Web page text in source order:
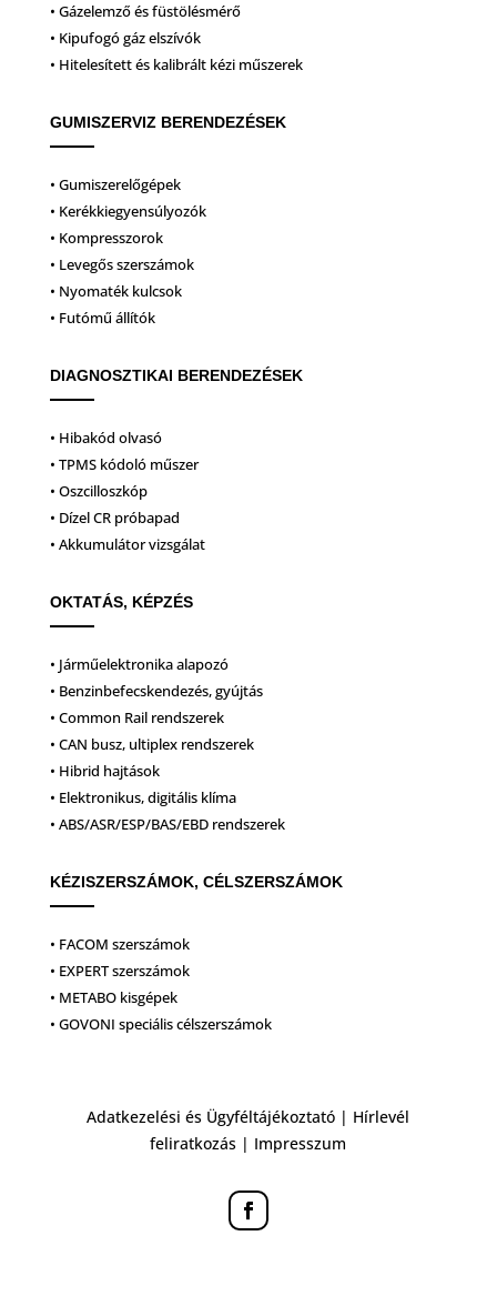
• Gázelemző és füstölésmérő
• Kipufogó gáz elszívók
• Hitelesített és kalibrált kézi műszerek
GUMISZERVIZ BERENDEZÉSEK
• Gumiszerelőgépek
• Kerékkiegyensúlyozók
• Kompresszorok
• Levegős szerszámok
• Nyomaték kulcsok
• Futómű állítók
DIAGNOSZTIKAI BERENDEZÉSEK
• Hibakód olvasó
• TPMS kódoló műszer
• Oszcilloszkóp
• Dízel CR próbapad
• Akkumulátor vizsgálat
OKTATÁS, KÉPZÉS
• Járműelektronika alapozó
• Benzinbefecskendezés, gyújtás
• Common Rail rendszerek
• CAN busz, ultiplex rendszerek
• Hibrid hajtások
• Elektronikus, digitális klíma
• ABS/ASR/ESP/BAS/EBD rendszerek
KÉZISZERSZÁMOK, CÉLSZERSZÁMOK
• FACOM szerszámok
• EXPERT szerszámok
• METABO kisgépek
• GOVONI speciális célszerszámok
Adatkezelési és Ügyféltájékoztató | Hírlevél
feliratkozás | Impresszum